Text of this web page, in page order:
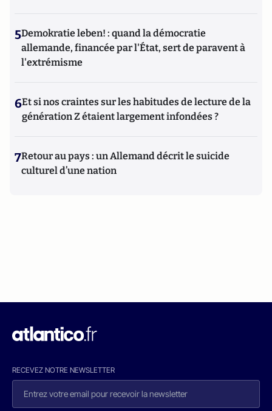
5Demokratie leben! : quand la démocratie
allemande, financée par l'État, sert de paravent à
l'extrémisme
6Et si nos craintes sur les habitudes de lecture de la
génération Z étaient largement infondées ?
7Retour au pays : un Allemand décrit le suicide
culturel d’une nation
RECEVEZ NOTRE NEWSLETTER